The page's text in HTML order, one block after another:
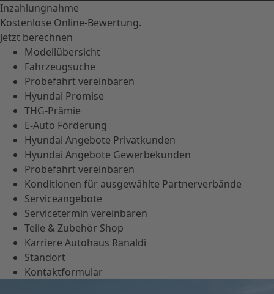
Inzahlungnahme
Kostenlose Online-Bewertung.
Jetzt berechnen
Modellübersicht
Fahrzeugsuche
Probefahrt vereinbaren
Hyundai Promise
THG-Prämie
E-Auto Förderung
Hyundai Angebote Privatkunden
Hyundai Angebote Gewerbekunden
Probefahrt vereinbaren
Konditionen für ausgewählte Partnerverbände
Serviceangebote
Servicetermin vereinbaren
Teile & Zubehör Shop
Karriere Autohaus Ranaldi
Standort
Kontaktformular